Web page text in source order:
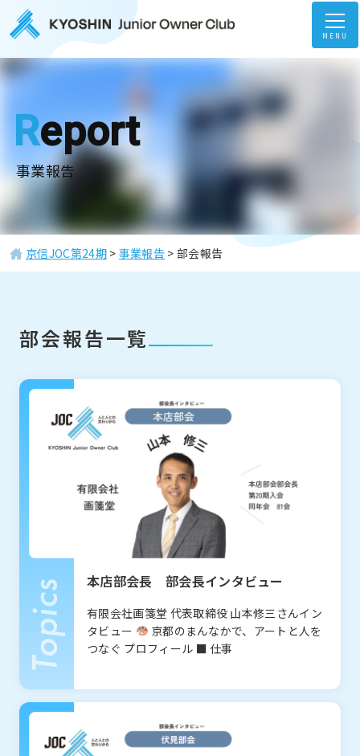
MENU
ホーム Home
What’s new
私たちについて
Report
事業報告
京信JOC第24期> 事業報告 >部会報告
部会報告一覧
本店部会長 部会長インタビュー
有限会社画箋堂 代表取締役 山本修三さんイン
タビュー
京都のまんなかで、アートと人を
つなぐ プロフィール ■ 仕事